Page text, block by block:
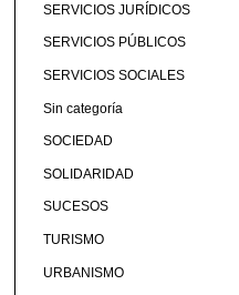
SERVICIOS JURÍDICOS
SERVICIOS PÚBLICOS
SERVICIOS SOCIALES
Sin categoría
SOCIEDAD
SOLIDARIDAD
SUCESOS
TURISMO
URBANISMO